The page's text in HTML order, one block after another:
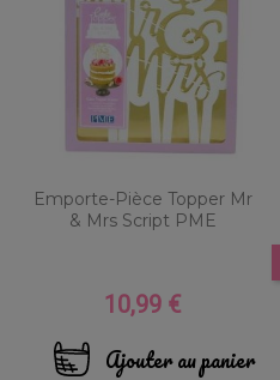
Emporte-Pièce Topper Mr
& Mrs Script PME
Prix
10,99 €
Ajouter au panier